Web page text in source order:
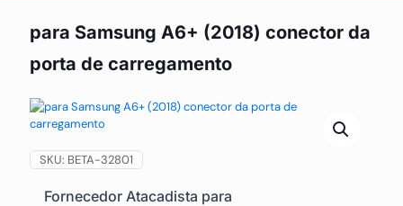
para Samsung A6+ (2018) conector da
porta de carregamento
SKU: BETA-32801
Fornecedor Atacadista para